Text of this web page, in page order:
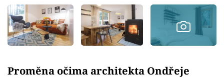
Proměna očima architekta Ondřeje